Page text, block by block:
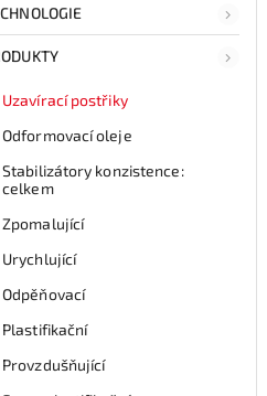
Uzavírací postřiky
Odformovací oleje
Stabilizátory konzistence:
celkem
Zpomalující
Urychlující
Odpěňovací
Plastifikační
Provzdušňující